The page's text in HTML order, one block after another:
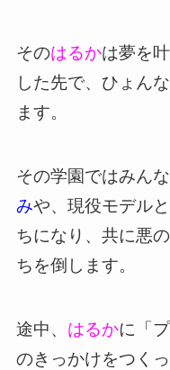
そのはるかは夢を
した先で、ひょん
ます。
その学園ではみん
みや、現役モデル
ちになり、共に悪
ちを倒します。
途中、 はるかに「
のきっかけをつく